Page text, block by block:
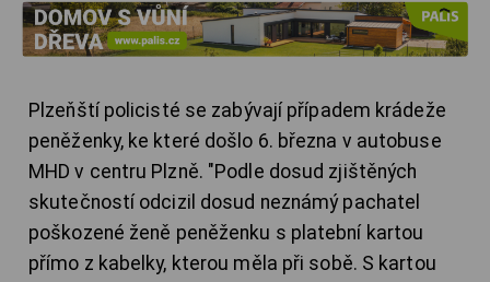
Plzeňští policisté se zabývají případem krádeže
peněženky, ke které došlo 6. března v autobuse
MHD v centru Plzně. "Podle dosud zjištěných
skutečností odcizil dosud neznámý pachatel
poškozené ženě peněženku s platební kartou
přímo z kabelky, kterou měla při sobě. S kartou